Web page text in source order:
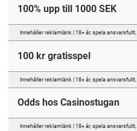
100% upp till 1000 SEK
Innehåller reklamlänk | 18+ år, spela ansvarsfullt,
100 kr gratisspel
Innehåller reklamlänk | 18+ år, spela ansvarsfullt,
Odds hos Casinostugan
Innehåller reklamlänk | 18+ år, spela ansvarsfullt,